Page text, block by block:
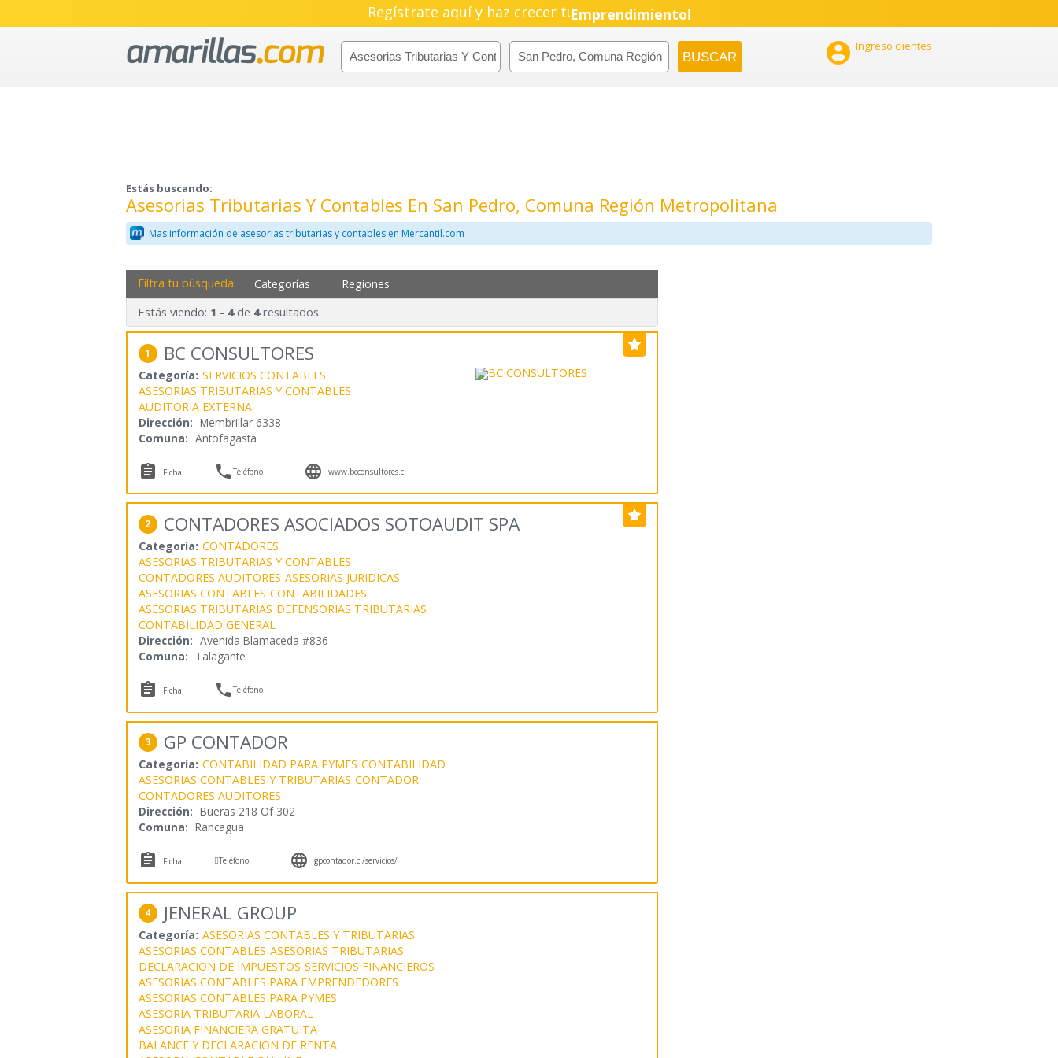
Regístrate aquí y haz crecer tuPyme!
Emprendimiento!
 Ingreso clientes
Estás buscando:
Asesorias Tributarias Y Contables En San Pedro, Comuna Región Metropolitana
Mas información de asesorias tributarias y contables en Mercantil.com
Filtra tu búsqueda: Categorías Regiones
Estás viendo: 1 - 4de 4resultados.
1 BC CONSULTORES
Categoría: SERVICIOS CONTABLES
ASESORIAS TRIBUTARIAS Y CONTABLES
AUDITORIA EXTERNA
Dirección: Membrillar 6338
Comuna: Antofagasta
 Ficha Teléfono  www.bcconsultores.cl
2 CONTADORES ASOCIADOS SOTOAUDIT SPA
Categoría: CONTADORES
ASESORIAS TRIBUTARIAS Y CONTABLES
CONTADORES AUDITORES ASESORIAS JURIDICAS
ASESORIAS CONTABLES CONTABILIDADES
ASESORIAS TRIBUTARIAS DEFENSORIAS TRIBUTARIAS
CONTABILIDAD GENERAL
Dirección: Avenida Blamaceda #836
Comuna: Talagante
 Ficha Teléfono
3 GP CONTADOR
Categoría: CONTABILIDAD PARA PYMES CONTABILIDAD
ASESORIAS CONTABLES Y TRIBUTARIAS CONTADOR
CONTADORES AUDITORES
Dirección: Bueras 218 Of 302
Comuna: Rancagua
 Ficha Teléfono  gpcontador.cl/servicios/
4 JENERAL GROUP
Categoría: ASESORIAS CONTABLES Y TRIBUTARIAS
ASESORIAS CONTABLES ASESORIAS TRIBUTARIAS
DECLARACION DE IMPUESTOS SERVICIOS FINANCIEROS
ASESORIAS CONTABLES PARA EMPRENDEDORES
ASESORIAS CONTABLES PARA PYMES
ASESORIA TRIBUTARIA LABORAL
ASESORIA FINANCIERA GRATUITA
BALANCE Y DECLARACION DE RENTA